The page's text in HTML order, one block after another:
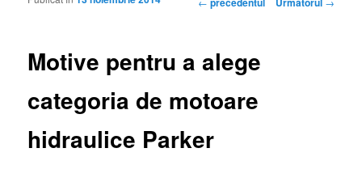
Motive pentru a alege
categoria de motoare
hidraulice Parker